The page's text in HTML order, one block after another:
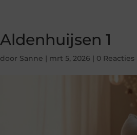
Aldenhuijsen 1
door Sanne | mrt 5, 2026 | 0 Reacties